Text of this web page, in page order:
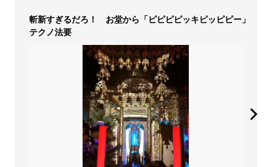
斬新すぎるだろ！ お堂から「ピピピピッキピッピピー」
テクノ法要